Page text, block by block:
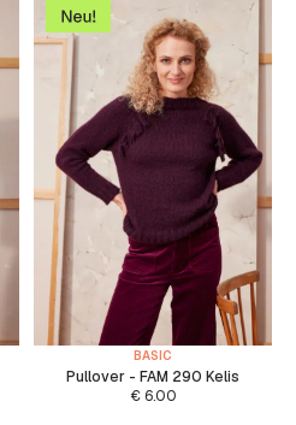
BASIC
Pullover - FAM 290 Kelis
€6.00